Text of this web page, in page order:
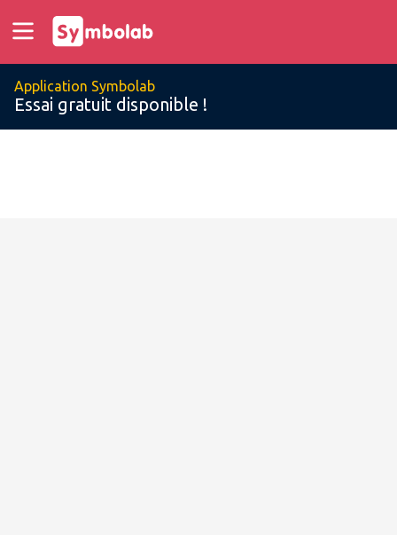
Application Symbolab
Essai gratuit disponible !